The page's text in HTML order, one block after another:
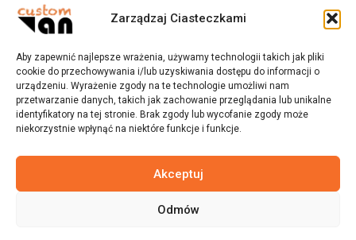
Zarządzaj Ciasteczkami
Aby zapewnić najlepsze wrażenia, używamy technologii takich jak pliki
cookie do przechowywania i/lub uzyskiwania dostępu do informacji o
urządzeniu. Wyrażenie zgody na te technologie umożliwi nam
przetwarzanie danych, takich jak zachowanie przeglądania lub unikalne
identyfikatory na tej stronie. Brak zgody lub wycofanie zgody może
niekorzystnie wpłynąć na niektóre funkcje i funkcje.
Akceptuj
Odmów